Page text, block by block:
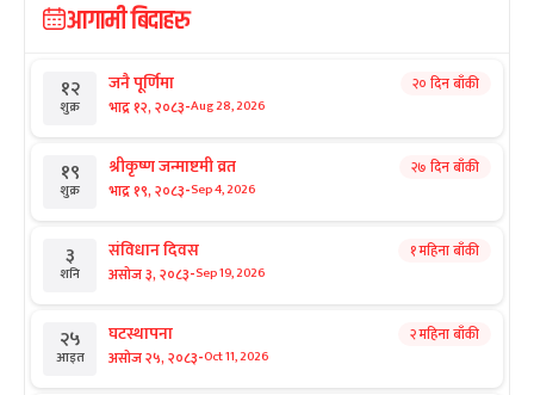
आगामी बिदाहरु
१२
शुक्र
जनै पूर्णिमा
भाद्र १२, २०८३-Aug 28, 2026
२० दिन बाँकी
१९
शुक्र
श्रीकृष्ण जन्माष्टमी व्रत
भाद्र १९, २०८३-Sep 4, 2026
२७ दिन बाँकी
३
शनि
संविधान दिवस
असोज ३, २०८३-Sep 19, 2026
१ महिना बाँकी
२५
आइत
घटस्थापना
असोज २५, २०८३-Oct 11, 2026
२ महिना बाँकी